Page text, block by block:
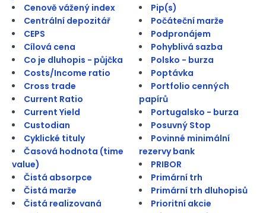
Cenově vážený index
Centrální depozitář
CEPS
Cílová cena
Co je dluhopis - půjčka
Costs/Income ratio
Cross trade
Current Ratio
Current Yield
Custodian
Cyklické tituly
Časová hodnota (time
value)
Čistá absorpce
Čistá marže
Čistá realizovaná
Pip(s)
Počáteční marže
Podpronájem
Pohyblivá sazba
Polsko - burza
Poptávka
Portfolio cenných
papírů
Portugalsko - burza
Posuvný Stop
Povinné minimální
rezervy bank
PRIBOR
Primární trh
Primární trh dluhopisů
Prioritní akcie